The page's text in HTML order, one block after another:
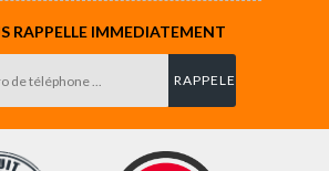
RAPPELLE IMMEDIATEMENT